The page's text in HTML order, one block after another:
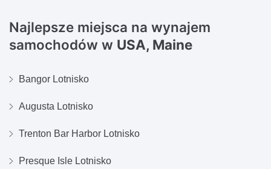
Najlepsze miejsca na wynajem
samochodów w USA, Maine
Bangor Lotnisko
Augusta Lotnisko
Trenton Bar Harbor Lotnisko
Presque Isle Lotnisko